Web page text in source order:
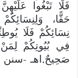
فَلَا تَبْغُوا
حَقًّا،
نِسَائِكُمْ فَلَا
فِي بُيُوتِكُمْ
صَحِيحٌ.اهـ -سنن